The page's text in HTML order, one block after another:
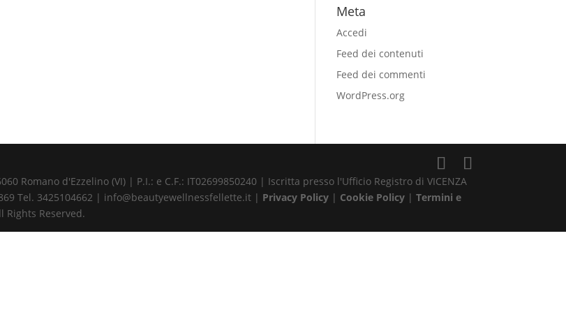
Meta
Accedi
Feed dei contenuti
Feed dei commenti
WordPress.org
Romano d'Ezzelino (VI) | P.I.: e C.F.: IT02699850240 | Iscritta presso l'Ufficio Registro di VICENZA
Tel. 3425104662 | info@beautyewellnessfellette.it | Privacy Policy | Cookie Policy |Termini e
Rights Reserved.